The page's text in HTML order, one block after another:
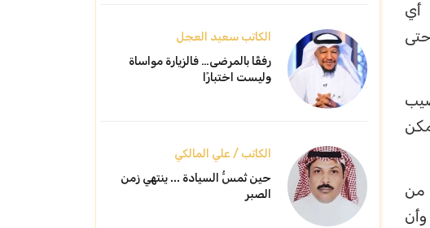
أي
من
الكاتب سعيد العجل
رفقًا بالمرضى… فالزيارة مواساة
وليست اختبارًا
الكاتب / علي المالكي
حين تُمسُّ السيادة ... ينتهي زمن
الصبر